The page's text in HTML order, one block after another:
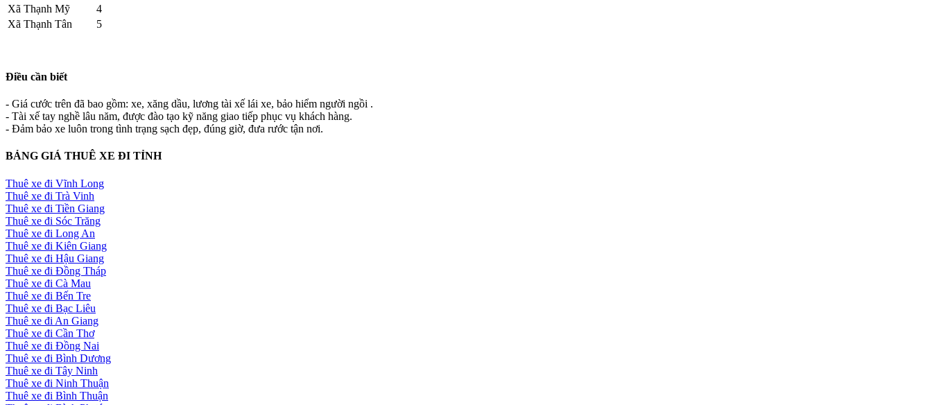
Xã Thạnh Mỹ
4
Xã Thạnh Tân
5
Điều cần biết
- Giá cước trên đã bao gồm: xe, xăng dầu, lương tài xế lái xe, bảo hiểm người ngồi .
- Tài xế tay nghề lâu năm, được đào tạo kỹ năng giao tiếp phục vụ khách hàng.
- Đảm bảo xe luôn trong tình trạng sạch đẹp, đúng giờ, đưa rước tận nơi.
BẢNG GIÁ THUÊ XE ĐI TỈNH
Thuê xe đi Vĩnh Long
Thuê xe đi Trà Vinh
Thuê xe đi Tiền Giang
Thuê xe đi Sóc Trăng
Thuê xe đi Long An
Thuê xe đi Kiên Giang
Thuê xe đi Hậu Giang
Thuê xe đi Đồng Tháp
Thuê xe đi Cà Mau
Thuê xe đi Bến Tre
Thuê xe đi Bạc Liêu
Thuê xe đi An Giang
Thuê xe đi Cần Thơ
Thuê xe đi Đồng Nai
Thuê xe đi Bình Dương
Thuê xe đi Tây Ninh
Thuê xe đi Ninh Thuận
Thuê xe đi Bình Thuận